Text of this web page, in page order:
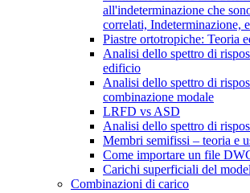
all'indeterminazione che
correlati, Indeterminazione,
Piastre ortotropiche: Teoria
Analisi dello spettro di
edificio
Analisi dello spettro di
combinazione modale
LRFD vs ASD
Analisi dello spettro di
Membri semifissi – teoria e
Come importare un file
Carichi superficiali del
Combinazioni di carico